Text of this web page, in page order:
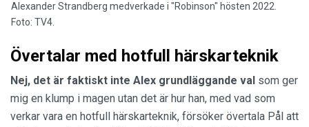
Alexander Strandberg medverkade i "Robinson" hösten 2022.
Foto: TV4.
Övertalar med hotfull härskarteknik
Nej, det är faktiskt inte Alex grundläggande val som ger
mig en klump i magen utan det är hur han, med vad som
verkar vara en hotfull härskarteknik, försöker övertala Pål att